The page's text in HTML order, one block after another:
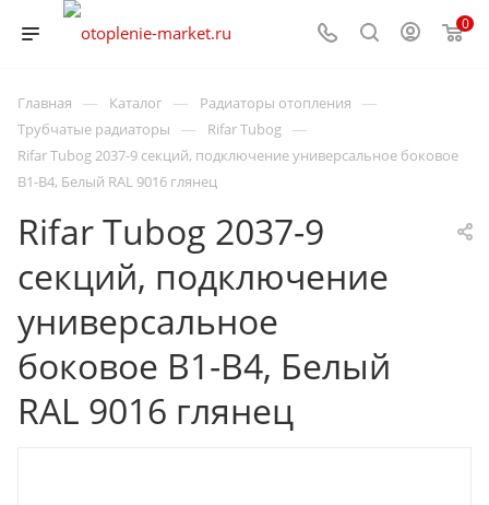
0
Главная — Каталог — Радиаторы отопления —
Трубчатые радиаторы — Rifar Tubog —
Rifar Tubog 2037-9 секций, подключение универсальное боковое
B1-B4, Белый RAL 9016 глянец
Rifar Tubog 2037-9
секций, подключение
универсальное
боковое B1-B4, Белый
RAL 9016 глянец